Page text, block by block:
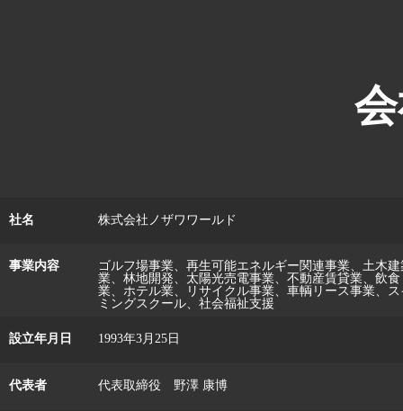
社名 株式会社ノザワワールド
事業内容
ゴルフ場事業、再生可能エネルギー関連事業、土木建
業、林地開発、太陽光売電事業、不動産賃貸業、飲食
業、ホテル業、リサイクル事業、車輌リース事業、ス
ミングスクール、社会福祉支援
設立年月日 1993年3月25日
代表者 代表取締役 野澤 康博